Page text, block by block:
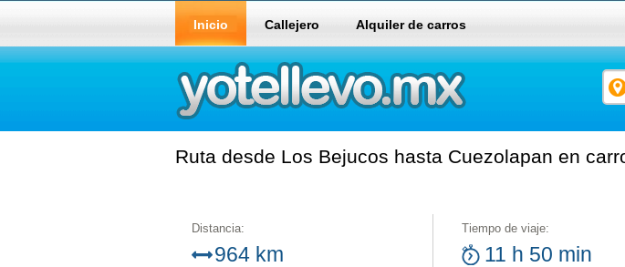
Inicio Callejero Alquiler de carros
Ruta desde Los Bejucos hasta Cuezolapan en
Distancia:
964 km
Tiempo de viaje:
11 h 50 min